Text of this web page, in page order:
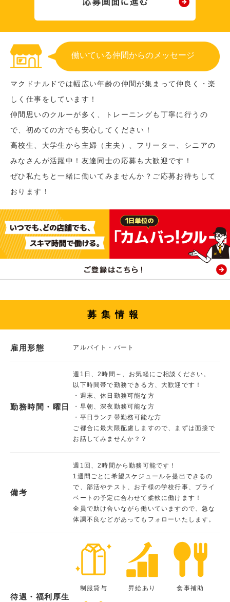
働いている仲間からのメッセージ
マクドナルドでは幅広い年齢の仲間が集まって仲良く・楽
しく仕事をしています！
仲間思いのクルーが多く、トレーニングも丁寧に行うの
で、初めての方でも安心してください！
高校生、大学生から主婦（主夫）、フリーター、シニアの
みなさんが活躍中！友達同士の応募も大歓迎です！
ぜひ私たちと一緒に働いてみませんか？ご応募お待ちして
おります！
募集情報
雇用形態 アルバイト・パート
勤務時間・曜日
週1日、2時間～、お気軽にご相談ください。
以下時間帯で勤務できる方、大歓迎です！
・週末、休日勤務可能な方
・早朝、深夜勤務可能な方
・平日ランチ帯勤務可能な方
ご都合に最大限配慮しますので、まずは面接で
お話してみませんか？？
備考
週1回、2時間から勤務可能です！
1週間ごとに希望スケジュールを提出できるの
で、部活やテスト、お子様の学校行事、プライ
ベートの予定に合わせて柔軟に働けます！
全員で助け合いながら働いていますので、急な
体調不良などがあってもフォローいたします。
待遇・福利厚生
制服貸与 昇給あり 食事補助